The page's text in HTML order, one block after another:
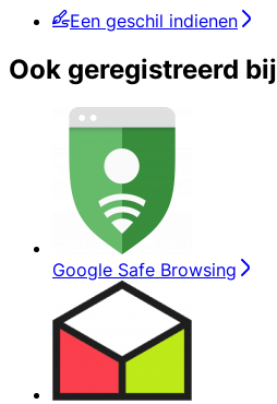
Een geschil indienen
Ook geregistreerd bij
Google Safe Browsing